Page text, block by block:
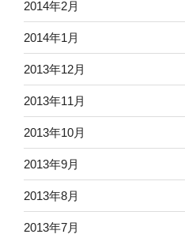
2014年2月
2014年1月
2013年12月
2013年11月
2013年10月
2013年9月
2013年8月
2013年7月